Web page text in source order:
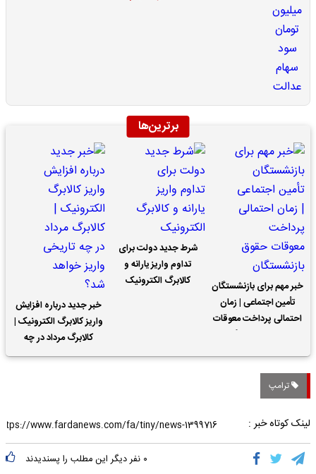
برترین‌ها
خبر مهم برای بازنشستگان
تأمین اجتماعی | زمان
احتمالی پرداخت معوقات
شرط جدید دولت برای
تداوم واریز یارانه و
کالابرگ الکترونیک
خبر جدید درباره افزایش
واریز کالابرگ الکترونیک |
کالابرگ مرداد در چه
تاریخی واریز خواهد شد؟
ترامپ
لینک کوتاه خبر :
۰ نفر دیگر این مطلب را پسندیدند